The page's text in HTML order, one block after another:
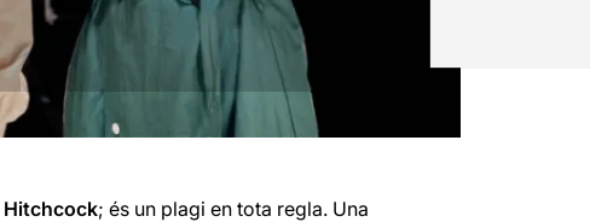
Hitchcock; és un plagi en tota regla. Una